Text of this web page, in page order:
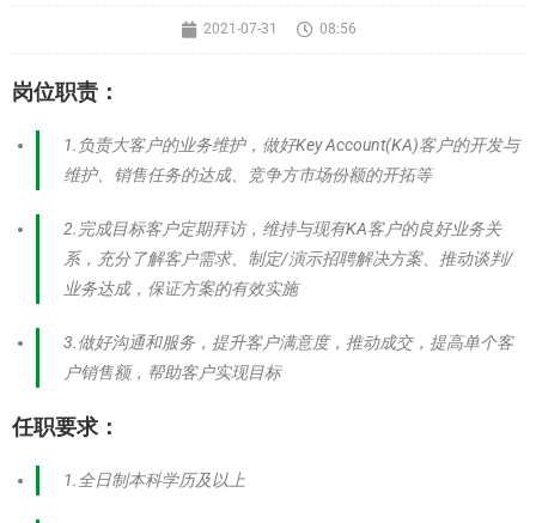
2021-07-31 08:56
岗位职责：
1.负责大客户的业务维护，做好Key Account(KA)客户的开发与
维护、销售任务的达成、竞争方市场份额的开拓等
2.完成目标客户定期拜访，维持与现有KA客户的良好业务关
系，充分了解客户需求、制定/演示招聘解决方案、推动谈判/
业务达成，保证方案的有效实施
3.做好沟通和服务，提升客户满意度，推动成交，提高单个客
户销售额，帮助客户实现目标
任职要求：
1.全日制本科学历及以上